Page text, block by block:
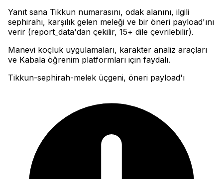
Yanıt sana Tikkun numarasını, odak alanını, ilgili
sephirahı, karşılık gelen meleği ve bir öneri payload'ını
verir (report_data'dan çekilir, 15+ dile çevrilebilir).
Manevi koçluk uygulamaları, karakter analiz araçları
ve Kabala öğrenim platformları için faydalı.
Tikkun-sephirah-melek üçgeni, öneri payload'ı